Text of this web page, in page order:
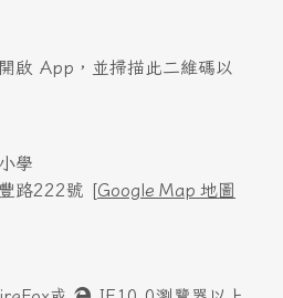
啟 App，並掃描此二維碼以
學
路222號 [Google Map 地圖